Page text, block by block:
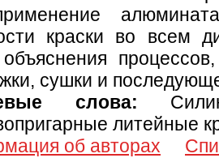
краски во всем
сушки и
слова:
литейные
об авторах